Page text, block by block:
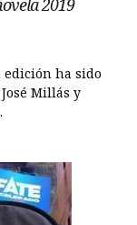
2019
edición ha sido
Millás y